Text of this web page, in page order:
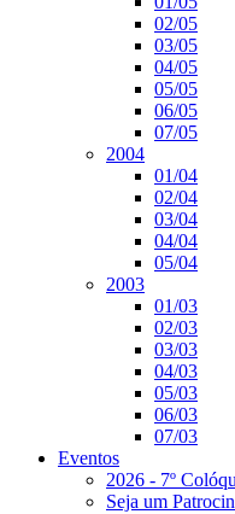
02/05
03/05
04/05
05/05
06/05
07/05
2004
01/04
02/04
03/04
04/04
05/04
2003
01/03
02/03
03/03
04/03
05/03
06/03
07/03
Eventos
2026 - 7º
Seja um